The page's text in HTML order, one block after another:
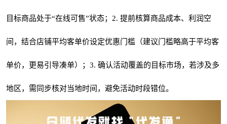
目标商品处于“在线可售”状态；2. 提前核算商品成本、利润空
间，结合店铺平均客单价设定优惠门槛（建议门槛略高于平均客
单价，更易引导凑单）；3. 确认活动覆盖的目标市场，若涉及多
地区，需同步核对当地时间，避免活动时段错位。